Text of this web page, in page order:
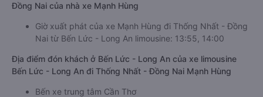
Đồng Nai của nhà xe Mạnh Hùng
Giờ xuất phát của xe Mạnh Hùng đi Thống Nhất - Đồng
Nai từ Bến Lức - Long An limousine: 13:55, 14:00
Địa điểm đón khách ở Bến Lức - Long An của xe limousine
Bến Lức - Long An đi Thống Nhất - Đồng Nai Mạnh Hùng
Bến xe trung tâm Cần Thơ